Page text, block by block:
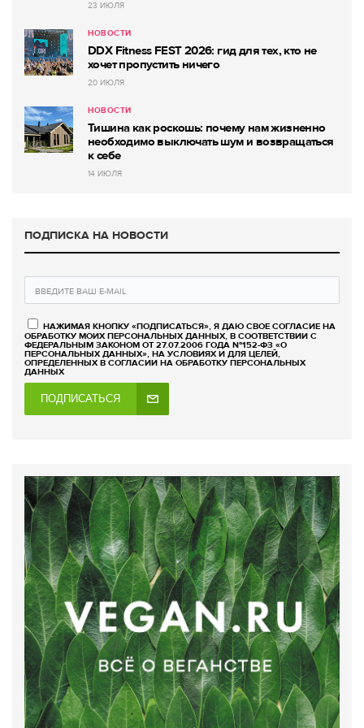
23 ИЮЛЯ
НОВОСТИ
DDX Fitness FEST 2026: гид для тех, кто не
хочет пропустить ничего
20 ИЮЛЯ
НОВОСТИ
Тишина как роскошь: почему нам жизненно
необходимо выключать шум и возвращаться
к себе
14 ИЮЛЯ
ПОДПИСКА НА НОВОСТИ
НАЖИМАЯ КНОПКУ «ПОДПИСАТЬСЯ», Я ДАЮ СВОЕ СОГЛАСИЕ НА
ОБРАБОТКУ МОИХ ПЕРСОНАЛЬНЫХ ДАННЫХ, В СООТВЕТСТВИИ С
ФЕДЕРАЛЬНЫМ ЗАКОНОМ ОТ 27.07.2006 ГОДА №152-ФЗ «О
ПЕРСОНАЛЬНЫХ ДАННЫХ», НА УСЛОВИЯХ И ДЛЯ ЦЕЛЕЙ,
ОПРЕДЕЛЕННЫХ В СОГЛАСИИ НА ОБРАБОТКУ ПЕРСОНАЛЬНЫХ
ДАННЫХ
ПОДПИСАТЬСЯ